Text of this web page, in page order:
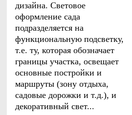
дизайна. Световое
оформление сада
подразделяется на
функциональную подсветку,
т.е. ту, которая обозначает
границы участка, освещает
основные постройки и
маршруты (зону отдыха,
садовые дорожки и т.д.), и
декоративный свет...